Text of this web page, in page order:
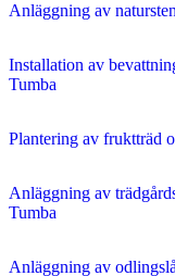
Anläggning av
Installation av
Tumba
Plantering av fruktträd
Anläggning av
Tumba
Anläggning av